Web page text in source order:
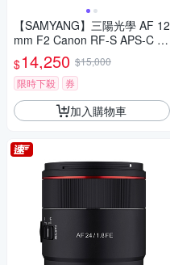
【SAMYANG】三陽光學 AF 12
mm F2 Canon RF-S APS-C 自
動對焦鏡頭 公司貨
$14,250 $15,000
限時下殺
券
加入購物車